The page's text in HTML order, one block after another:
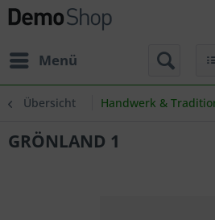
Menü
Übersicht Handwerk &
GRÖNLAND 1